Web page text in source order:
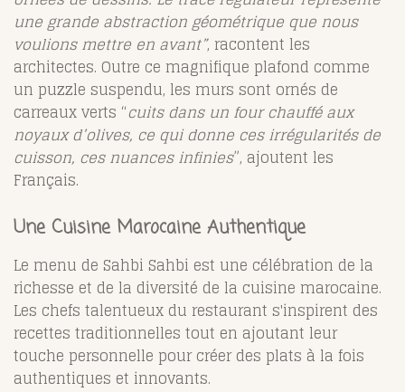
une grande abstraction géométrique que nous
voulions mettre en avant”, racontent les
architectes. Outre ce magnifique plafond comme
un puzzle suspendu, les murs sont ornés de
carreaux verts “cuits dans un four chauffé aux
noyaux d’olives, ce qui donne ces irrégularités de
cuisson, ces nuances infinies”, ajoutent les
Français.
Une Cuisine Marocaine Authentique
Le menu de Sahbi Sahbi est une célébration de la
richesse et de la diversité de la cuisine marocaine.
Les chefs talentueux du restaurant s'inspirent des
recettes traditionnelles tout en ajoutant leur
touche personnelle pour créer des plats à la fois
authentiques et innovants.